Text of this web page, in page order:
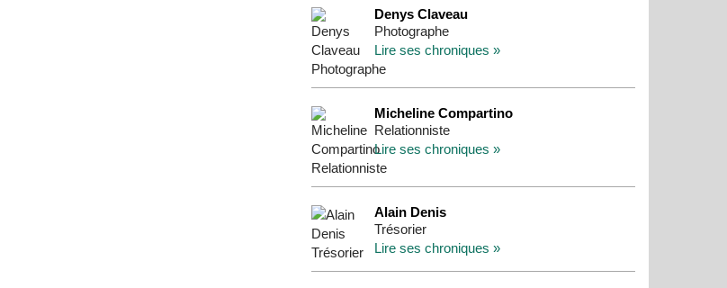
Denys Claveau
Photographe
Lire ses chroniques »
Micheline Compartino
Relationniste
Lire ses chroniques »
Alain Denis
Trésorier
Lire ses chroniques »